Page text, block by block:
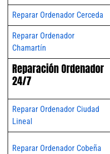
Reparar Ordenador Cerceda
Reparar Ordenador
Chamartín
Reparación Ordenador
24/7
Reparar Ordenador Ciudad
Lineal
Reparar Ordenador Cobeña